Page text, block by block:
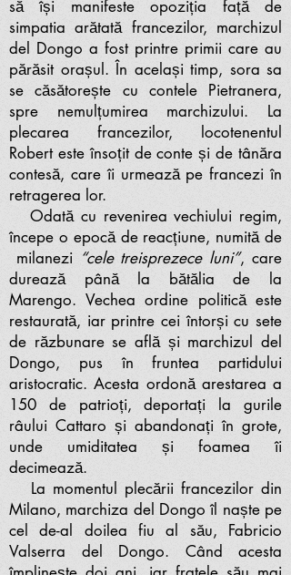
să își manifeste opoziția față de
simpatia arătată francezilor, marchizul
del Dongo a fost printre primii care au
părăsit orașul. În același timp, sora sa
se căsătorește cu contele Pietranera,
spre nemulțumirea marchizului. La
plecarea francezilor, locotenentul
Robert este însoțit de conte și de tânăra
contesă, care îi urmează pe francezi în
retragerea lor.
Odată cu revenirea vechiului regim,
începe o epocă de reacțiune, numită de
milanezi “cele treisprezece luni”, care
durează până la bătălia de la
Marengo. Vechea ordine politică este
restaurată, iar printre cei întorși cu sete
de răzbunare se află și marchizul del
Dongo, pus în fruntea partidului
aristocratic. Acesta ordonă arestarea a
150 de patrioți, deportați la gurile
râului Cattaro și abandonați în grote,
unde umiditatea și foamea îi
decimează.
La momentul plecării francezilor din
Milano, marchiza del Dongo îl naște pe
cel de-al doilea fiu al său, Fabricio
Valserra del Dongo. Când acesta